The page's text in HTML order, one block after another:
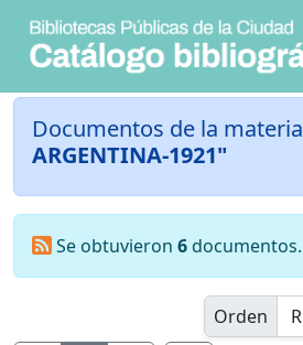
Documentos de la materia
ARGENTINA-1921"
Se obtuvieron 6documentos.
Orden